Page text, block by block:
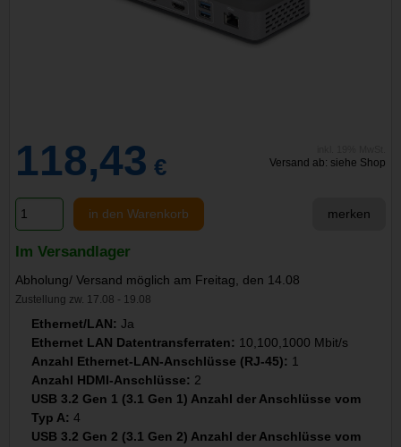
118,43 € Versand ab: siehe Shop
in den Warenkorb merken
Im Versandlager
Abholung/ Versand möglich am Freitag, den 14.08
Zustellung zw. 17.08 - 19.08
Ethernet/LAN: Ja
Ethernet LAN Datentransferraten: 10,100,1000 Mbit/s
Anzahl Ethernet-LAN-Anschlüsse (RJ-45): 1
Anzahl HDMI-Anschlüsse: 2
USB 3.2 Gen 1 (3.1 Gen 1) Anzahl der Anschlüsse vom
Typ A: 4
USB 3.2 Gen 2 (3.1 Gen 2) Anzahl der Anschlüsse vom